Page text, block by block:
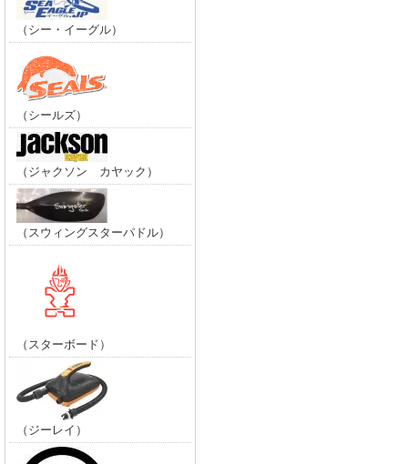
（シー・イーグル）
（シールズ）
（ジャクソン カヤック）
（スウィングスターパドル）
（スターボード）
（ジーレイ）